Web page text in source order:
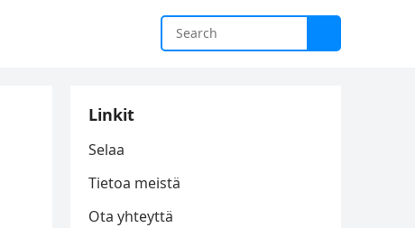
Linkit
Selaa
Tietoa meistä
Ota yhteyttä